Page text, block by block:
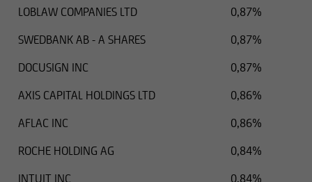
LOBLAW COMPANIES LTD
0,87%
SWEDBANK AB - A SHARES
0,87%
DOCUSIGN INC
0,87%
AXIS CAPITAL HOLDINGS LTD
0,86%
AFLAC INC
0,86%
ROCHE HOLDING AG
0,84%